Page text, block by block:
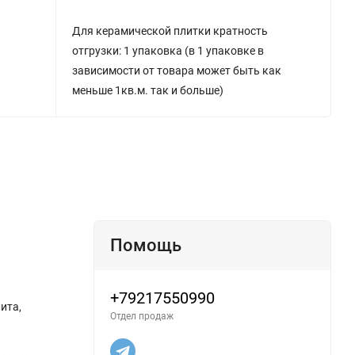
Для керамической плитки кратность
отгрузки: 1 упаковка (в 1 упаковке в
зависимости от товара может быть как
меньше 1кв.м. так и больше)
Помощь
+79217550990
Отдел продаж